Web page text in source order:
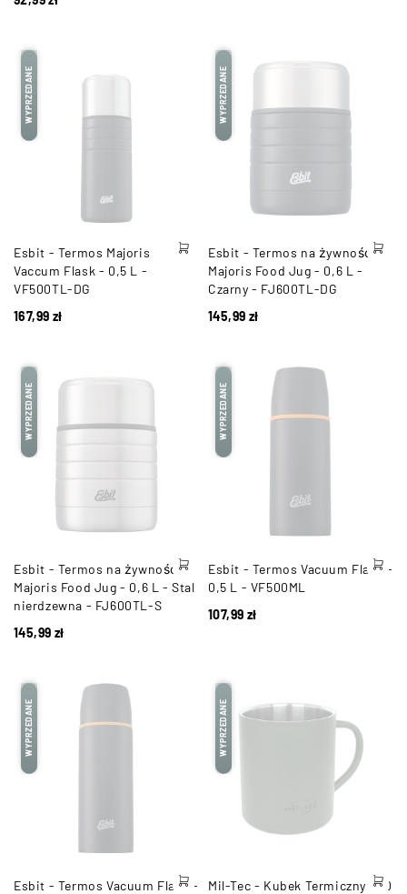
WYPRZEDANE
Esbit - Termos Majoris
Vaccum Flask - 0,5 L -
VF500TL-DG
167,99 zł
WYPRZEDANE
Esbit - Termos na żywność
Majoris Food Jug - 0,6 L -
Czarny - FJ600TL-DG
145,99 zł
WYPRZEDANE
Esbit - Termos na żywność
Majoris Food Jug - 0,6 L - Stal
nierdzewna - FJ600TL-S
145,99 zł
WYPRZEDANE
Esbit - Termos Vacuum Flask -
0,5 L - VF500ML
107,99 zł
WYPRZEDANE
Esbit - Termos Vacuum Flask -
WYPRZEDANE
Mil-Tec - Kubek Termiczny 450